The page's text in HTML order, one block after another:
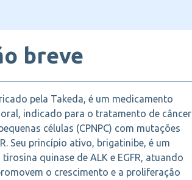
breve
pela Takeda, é um medicamento
indicado para o tratamento de câncer
células (CPNPC) com mutações
Seu princípio ativo, brigatinibe, é um
quinase de ALK e EGFR, atuando
o crescimento e a proliferação